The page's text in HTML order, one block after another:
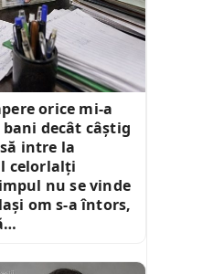
orice mi-a
decât câștig
intre la
celorlalți
nu se vinde
om s-a întors,